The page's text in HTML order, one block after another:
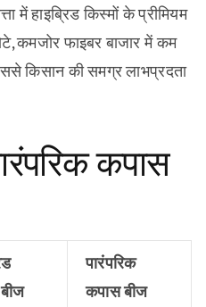
में हाइब्रिड किस्मों के प्रीमियम
कमजोर फाइबर बाजार में कम
किसान की समग्र लाभप्रदता
कपास
पारंपरिक
कपास बीज